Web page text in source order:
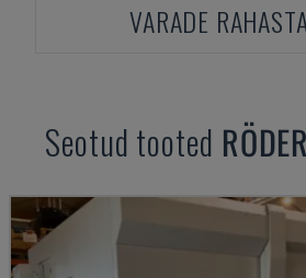
VARADE
Seotud tooted